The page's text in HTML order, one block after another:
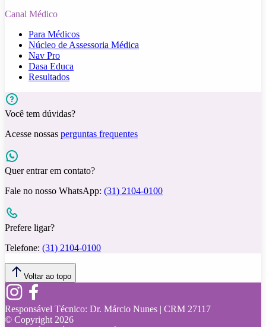
Canal Médico
Para Médicos
Núcleo de Assessoria Médica
Nav Pro
Dasa Educa
Resultados
Você tem dúvidas?
Acesse nossas perguntas frequentes
Quer entrar em contato?
Fale no nosso WhatsApp: (31) 2104-0100
Prefere ligar?
Telefone: (31) 2104-0100
Voltar ao topo
Responsável Técnico: Dr. Márcio Nunes | CRM 27117
© Copyright2026